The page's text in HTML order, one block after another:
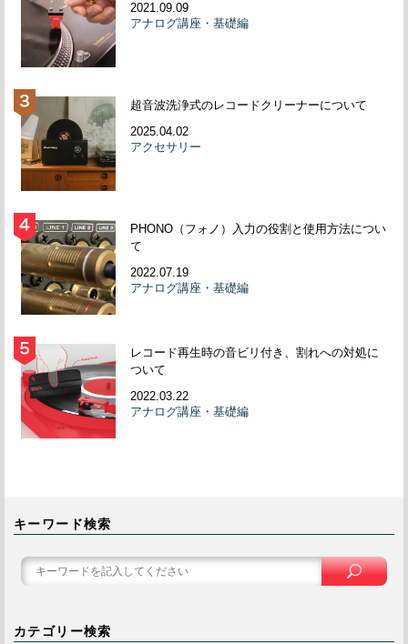
2021.09.09
アナログ講座・基礎編
超音波洗浄式のレコードクリーナーについて
2025.04.02
アクセサリー
PHONO（フォノ）入力の役割と使用方法につい
て
2022.07.19
アナログ講座・基礎編
レコード再生時の音ビリ付き、割れへの対処に
ついて
2022.03.22
アナログ講座・基礎編
キーワード検索
カテゴリー検索